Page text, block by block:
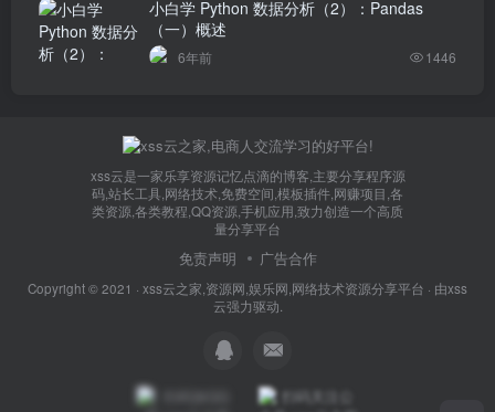
小白学 Python 数据分析（2）：Pandas
（一）概述
6年前 1446
xss云是一家乐享资源记忆点滴的博客,主要分享程序源
码,站长工具,网络技术,免费空间,模板插件,网赚项目,各
类资源,各类教程,QQ资源,手机应用,致力创造一个高质
量分享平台
免责声明 广告合作
Copyright © 2021 · xss云之家,资源网,娱乐网,网络技术资源分享平台 · 由xss
云强力驱动.